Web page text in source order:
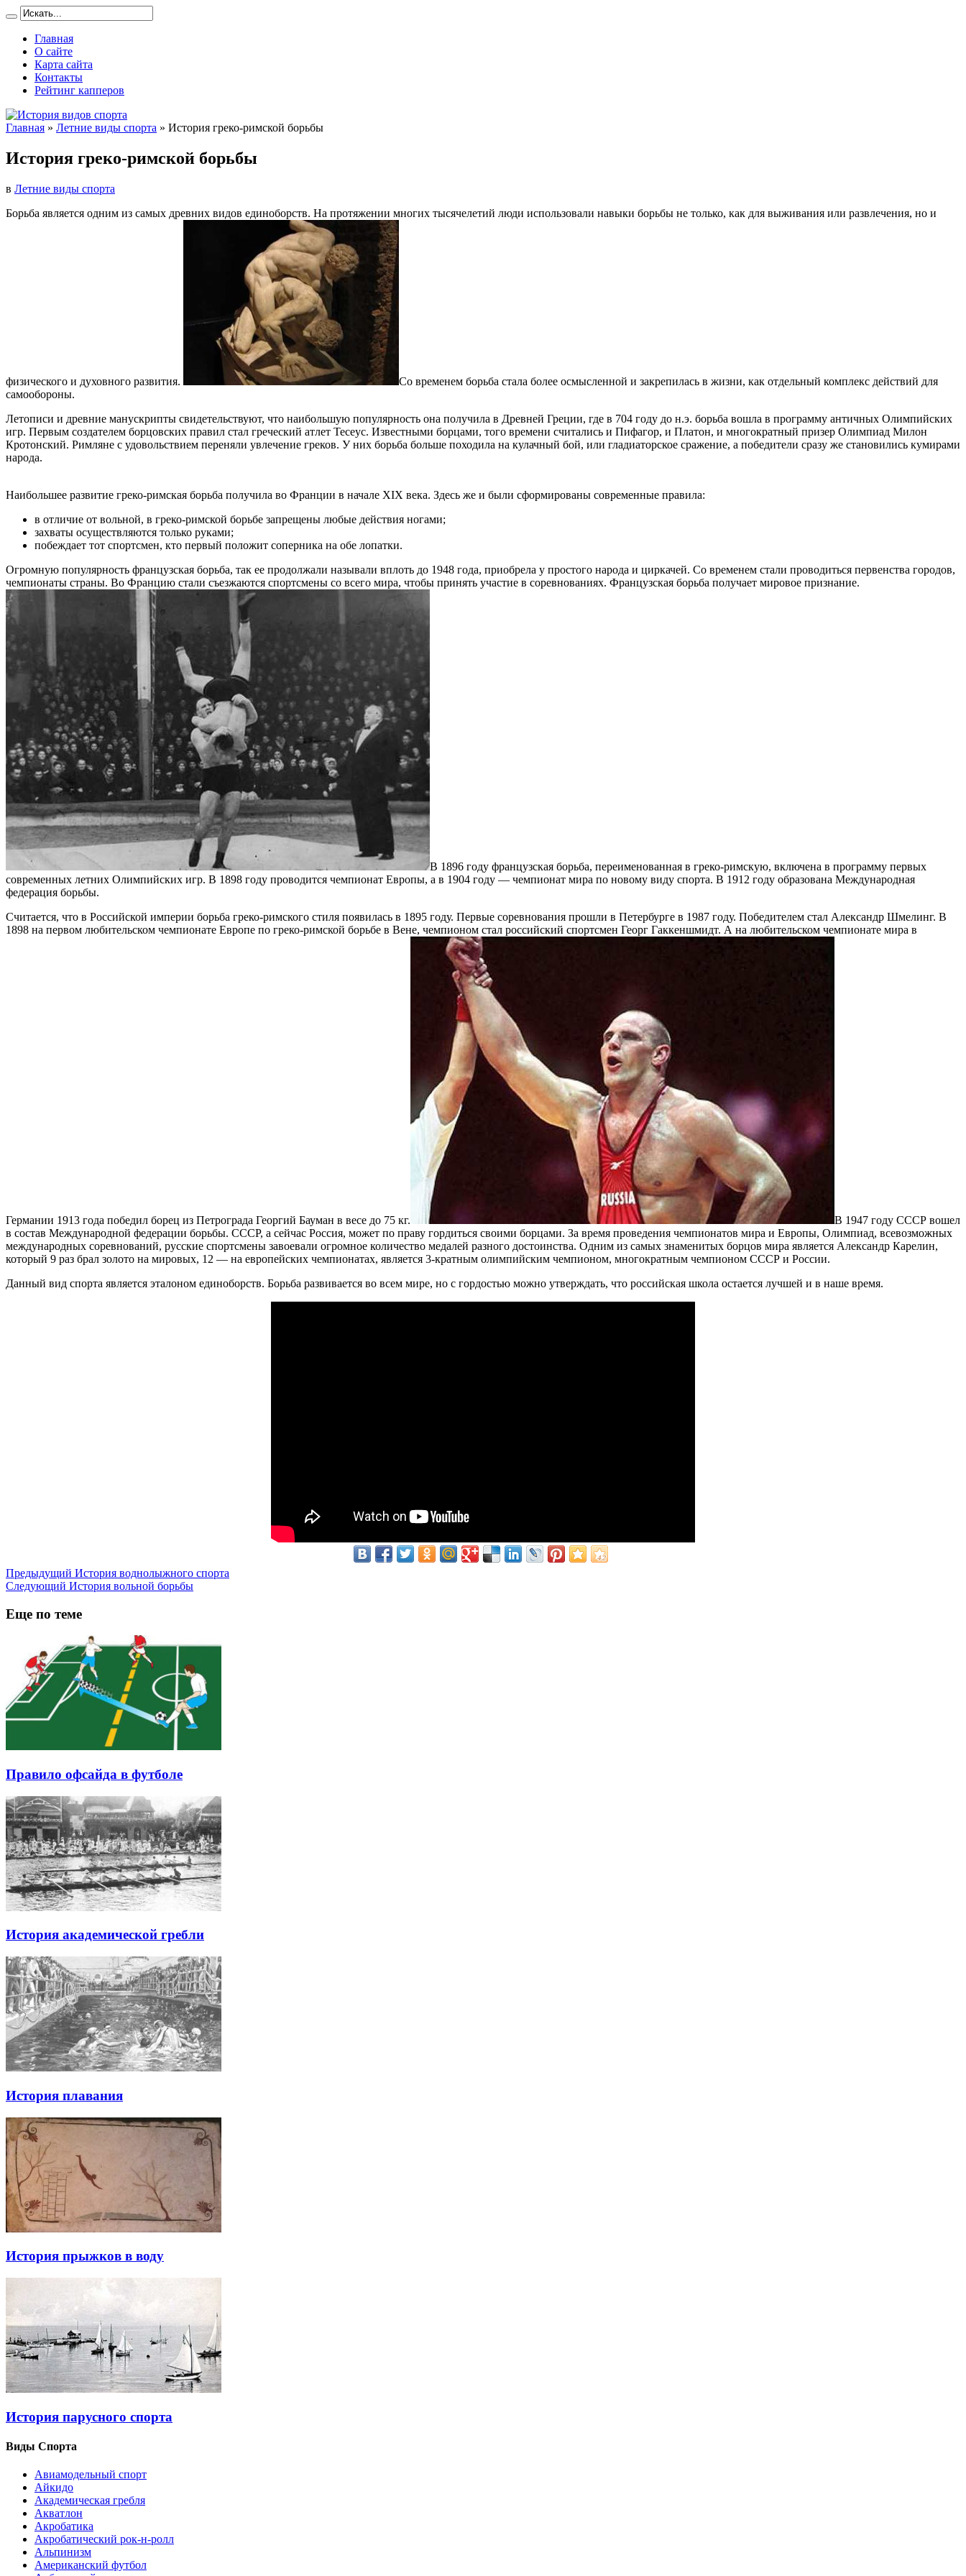
Главная
О сайте
Карта сайта
Контакты
Рейтинг капперов
Главная » Летние виды спорта » История греко-римской борьбы
История греко-римской борьбы
в Летние виды спорта
Борьба является одним из самых древних видов единоборств. На протяжении многих тысячелетий люди использовали навыки борьбы не только, как для выживания или развлечения, но и
физического и духовного развития.
Со временем борьба стала более осмысленной и закрепилась в жизни, как отдельный комплекс действий для
самообороны.
Летописи и древние манускрипты свидетельствуют, что наибольшую популярность она получила в Древней Греции, где в 704 году до н.э. борьба вошла в программу античных Олимпийских
игр. Первым создателем борцовских правил стал греческий атлет Тесеус. Известными борцами, того времени считались и Пифагор, и Платон, и многократный призер Олимпиад Милон
Кротонский. Римляне с удовольствием переняли увлечение греков. У них борьба больше походила на кулачный бой, или гладиаторское сражение, а победители сразу же становились кумирами
народа.
Наибольшее развитие греко-римская борьба получила во Франции в начале XIX века. Здесь же и были сформированы современные правила:
в отличие от вольной, в греко-римской борьбе запрещены любые действия ногами;
захваты осуществляются только руками;
побеждает тот спортсмен, кто первый положит соперника на обе лопатки.
Огромную популярность французская борьба, так ее продолжали называли вплоть до 1948 года, приобрела у простого народа и циркачей. Со временем стали проводиться первенства городов,
чемпионаты страны. Во Францию стали съезжаются спортсмены со всего мира, чтобы принять участие в соревнованиях. Французская борьба получает мировое признание.
В 1896 году французская борьба, переименованная в греко-римскую, включена в программу первых
современных летних Олимпийских игр. В 1898 году проводится чемпионат Европы, а в 1904 году — чемпионат мира по новому виду спорта. В 1912 году образована Международная
федерация борьбы.
Считается, что в Российской империи борьба греко-римского стиля появилась в 1895 году. Первые соревнования прошли в Петербурге в 1987 году. Победителем стал Александр Шмелинг. В
1898 на первом любительском чемпионате Европе по греко-римской борьбе в Вене, чемпионом стал российский спортсмен Георг Гаккеншмидт. А на любительском чемпионате мира в
Германии 1913 года победил борец из Петрограда Георгий Бауман в весе до 75 кг.
В 1947 году СССР вошел
в состав Международной федерации борьбы. СССР, а сейчас Россия, может по праву гордиться своими борцами. За время проведения чемпионатов мира и Европы, Олимпиад, всевозможных
международных соревнований, русские спортсмены завоевали огромное количество медалей разного достоинства. Одним из самых знаменитых борцов мира является Александр Карелин,
который 9 раз брал золото на мировых, 12 — на европейских чемпионатах, является 3-кратным олимпийским чемпионом, многократным чемпионом СССР и России.
Данный вид спорта является эталоном единоборств. Борьба развивается во всем мире, но с гордостью можно утверждать, что российская школа остается лучшей и в наше время.
Предыдущий История воднолыжного спорта
Следующий История вольной борьбы
Еще по теме
Правило офсайда в футболе
История академической гребли
История плавания
История прыжков в воду
История парусного спорта
Виды Спорта
Авиамодельный спорт
Айкидо
Академическая гребля
Акватлон
Акробатика
Акробатический рок-н-ролл
Альпинизм
Американский футбол